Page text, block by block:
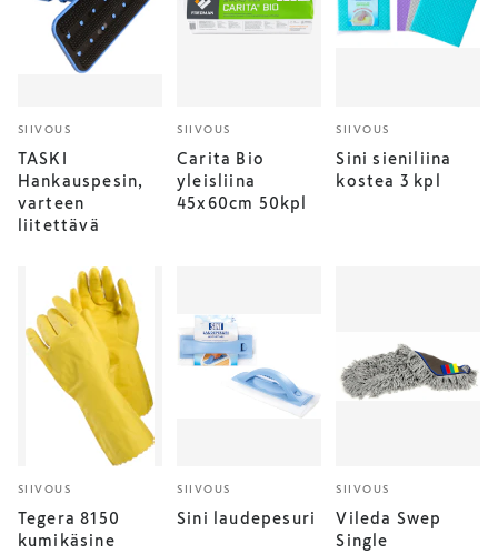
SIIVOUS
TASKI
Hankauspesin,
varteen
liitettävä
SIIVOUS
Carita Bio
yleisliina
45x60cm 50kpl
SIIVOUS
Sini sieniliina
kostea 3 kpl
SIIVOUS
Tegera 8150
kumikäsine
SIIVOUS
Sini laudepesuri
SIIVOUS
Vileda Swep
Single